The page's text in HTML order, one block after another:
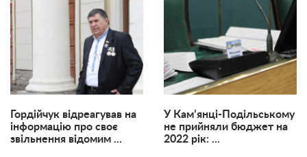
Гордійчук відреагував на
інформацію про своє
звільнення відомим ...
У Кам’янці-Подільському
не прийняли бюджет на
2022 рік: ...